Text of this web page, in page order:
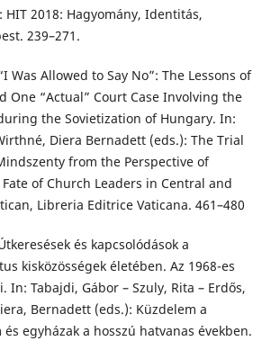
HIT 2018: Hagyomány, Identitás,
239–271.
Was Allowed to Say No”: The Lessons of
One “Actual” Court Case Involving the
the Sovietization of Hungary. In:
Diera Bernadett (eds.): The Trial
from the Perspective of
Fate of Church Leaders in Central and
Libreria Editrice Vaticana. 461–480
és kapcsolódások a
kisközösségek életében. Az 1968-es
In: Tabajdi, Gábor – Szuly, Rita – Erdős,
Bernadett (eds.): Küzdelem a
egyházak a hosszú hatvanas években.